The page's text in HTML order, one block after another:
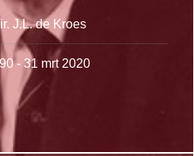
J.L. de Kroes
- 31 mrt 2020